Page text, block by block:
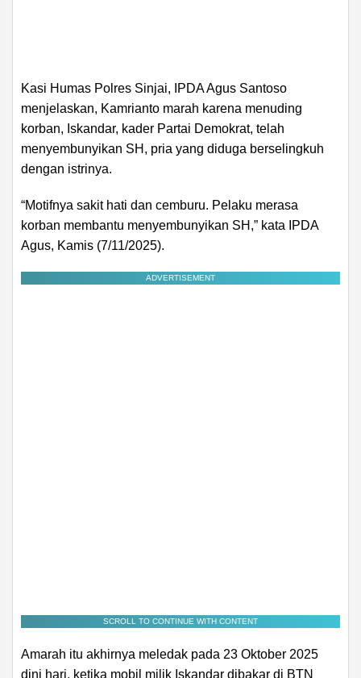
Kasi Humas Polres Sinjai, IPDA Agus Santoso
menjelaskan, Kamrianto marah karena menuding
korban, Iskandar, kader Partai Demokrat, telah
menyembunyikan SH, pria yang diduga berselingkuh
dengan istrinya.
“Motifnya sakit hati dan cemburu. Pelaku merasa
korban membantu menyembunyikan SH,” kata IPDA
Agus, Kamis (7/11/2025).
ADVERTISEMENT
SCROLL TO CONTINUE WITH CONTENT
Amarah itu akhirnya meledak pada 23 Oktober 2025
dini hari, ketika mobil milik Iskandar dibakar di BTN